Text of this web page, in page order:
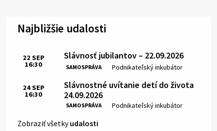
Najbližšie udalosti
Slávnosť jubilantov – 22.09.2026
SAMOSPRÁVA Miesto:
Podnikateľský inkubátor
Čas:
22 SEP
16:30
Slávnostné uvítanie detí do života
24.09.2026
SAMOSPRÁVA Miesto:
Podnikateľský inkubátor
Čas:
24SEP
16:30
Zobraziť všetkyudalosti